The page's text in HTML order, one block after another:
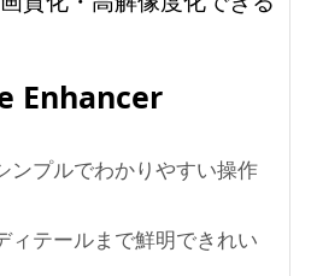
Enhancer
ンプルでわかりやすい操作
ィテールまで鮮明できれい